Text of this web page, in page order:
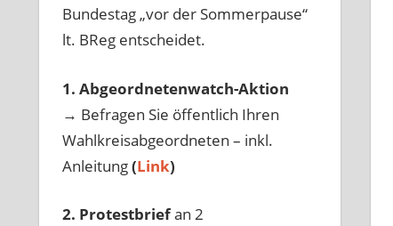
Bundestag „vor der Sommerpause“
lt. BReg entscheidet.
1. Abgeordnetenwatch-Aktion
→ Befragen Sie öffentlich Ihren
Wahlkreisabgeordneten – inkl.
Anleitung(Link)
2. Protestbriefan 2